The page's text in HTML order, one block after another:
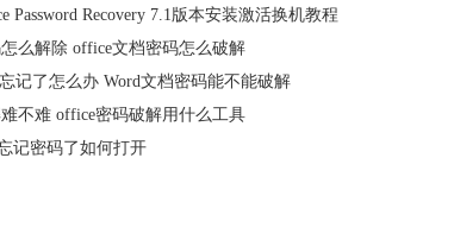
Password Recovery 7.1版本安装激活换机教程
么解除 office文档密码怎么破解
记了怎么办 Word文档密码能不能破解
不难 office密码破解用什么工具
记密码了如何打开